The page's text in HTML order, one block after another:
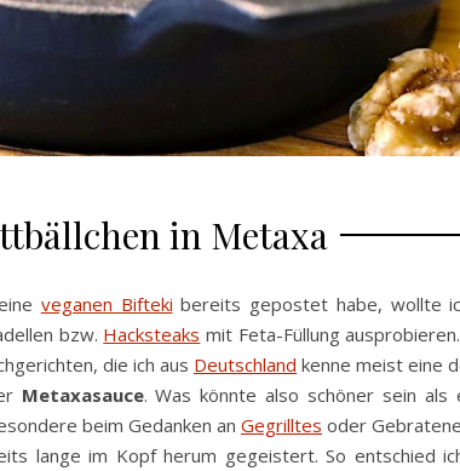
in Metaxa
veganen Bifteki bereits gepostet habe, wollte
bzw. Hacksteaks mit Feta-Füllung
die ich aus Deutschland kenne meist eine
Metaxasauce. Was könnte also schöner sein als
beim Gedanken an Gegrilltes oder
lange im Kopf herum gegeistert. So entschied